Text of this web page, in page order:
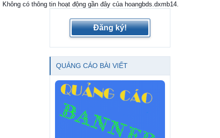
Không có thông tin hoạt động gần đây của hoangbds.dxmb14.
Đăng ký!
QUẢNG CÁO BÀI VIẾT